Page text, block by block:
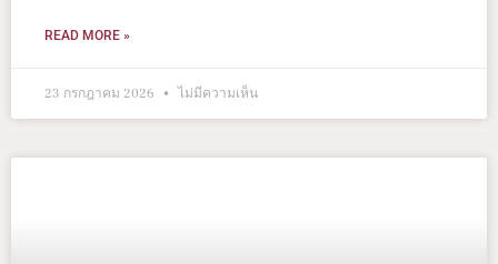
READ MORE »
23 กรกฎาคม 2026 ไม่มีความเห็น